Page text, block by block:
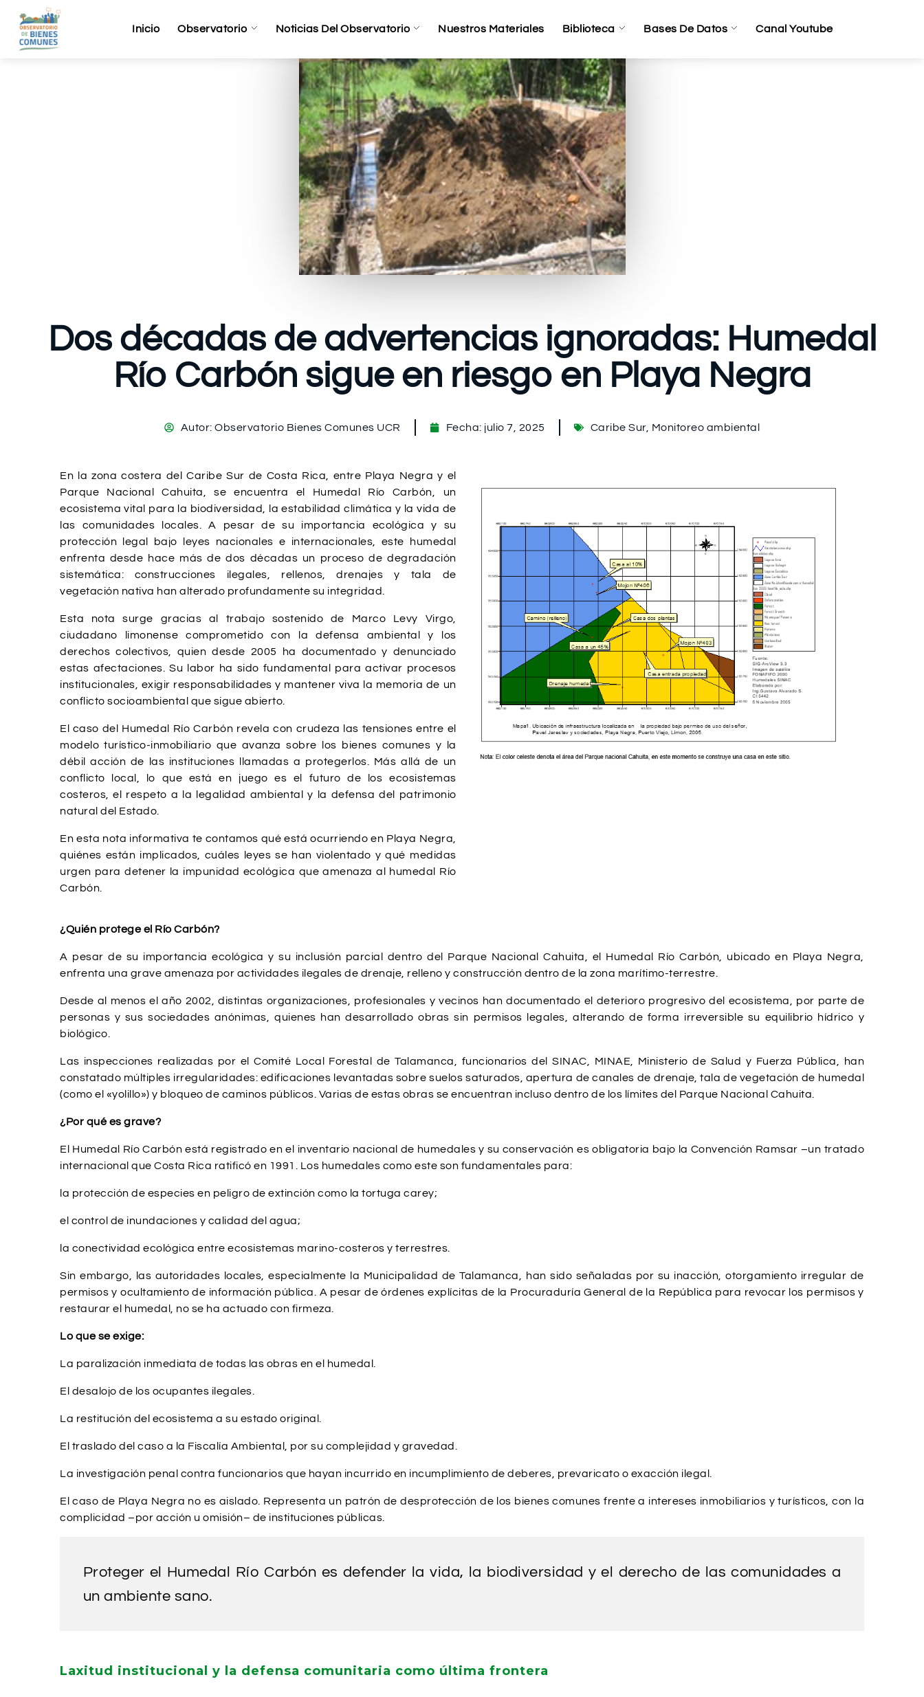
Inicio Observatorio Noticias Del Observatorio Nuestros Materiales Biblioteca Bases De Datos Canal Youtube
Dos décadas de advertencias ignoradas: Humedal
Río Carbón sigue en riesgo en Playa Negra
Autor: Observatorio Bienes Comunes UCR Fecha: julio 7, 2025 Caribe Sur, Monitoreo ambiental
En la zona costera del Caribe Sur de Costa Rica, entre Playa Negra y el
Parque Nacional Cahuita, se encuentra el Humedal Río Carbón, un
ecosistema vital para la biodiversidad, la estabilidad climática y la vida de
las comunidades locales. A pesar de su importancia ecológica y su
protección legal bajo leyes nacionales e internacionales, este humedal
enfrenta desde hace más de dos décadas un proceso de degradación
sistemática: construcciones ilegales, rellenos, drenajes y tala de
vegetación nativa han alterado profundamente su integridad.
Esta nota surge gracias al trabajo sostenido de Marco Levy Virgo,
ciudadano limonense comprometido con la defensa ambiental y los
derechos colectivos, quien desde 2005 ha documentado y denunciado
estas afectaciones. Su labor ha sido fundamental para activar procesos
institucionales, exigir responsabilidades y mantener viva la memoria de un
conflicto socioambiental que sigue abierto.
El caso del Humedal Río Carbón revela con crudeza las tensiones entre el
modelo turístico-inmobiliario que avanza sobre los bienes comunes y la
débil acción de las instituciones llamadas a protegerlos. Más allá de un
conflicto local, lo que está en juego es el futuro de los ecosistemas
costeros, el respeto a la legalidad ambiental y la defensa del patrimonio
natural del Estado.
En esta nota informativa te contamos qué está ocurriendo en Playa Negra,
quiénes están implicados, cuáles leyes se han violentado y qué medidas
urgen para detener la impunidad ecológica que amenaza al humedal Río
Carbón.
¿Quién protege el Río Carbón?
A pesar de su importancia ecológica y su inclusión parcial dentro del Parque Nacional Cahuita, el Humedal Río Carbón, ubicado en Playa Negra,
enfrenta una grave amenaza por actividades ilegales de drenaje, relleno y construcción dentro de la zona marítimo-terrestre.
Desde al menos el año 2002, distintas organizaciones, profesionales y vecinos han documentado el deterioro progresivo del ecosistema, por parte de
personas y sus sociedades anónimas, quienes han desarrollado obras sin permisos legales, alterando de forma irreversible su equilibrio hídrico y
biológico.
Las inspecciones realizadas por el Comité Local Forestal de Talamanca, funcionarios del SINAC, MINAE, Ministerio de Salud y Fuerza Pública, han
constatado múltiples irregularidades: edificaciones levantadas sobre suelos saturados, apertura de canales de drenaje, tala de vegetación de humedal
(como el «yolillo») y bloqueo de caminos públicos. Varias de estas obras se encuentran incluso dentro de los límites del Parque Nacional Cahuita.
¿Por qué es grave?
El Humedal Río Carbón está registrado en el inventario nacional de humedales y su conservación es obligatoria bajo la Convención Ramsar –un tratado
internacional que Costa Rica ratificó en 1991. Los humedales como este son fundamentales para:
la protección de especies en peligro de extinción como la tortuga carey;
el control de inundaciones y calidad del agua;
la conectividad ecológica entre ecosistemas marino-costeros y terrestres.
Sin embargo, las autoridades locales, especialmente la Municipalidad de Talamanca, han sido señaladas por su inacción, otorgamiento irregular de
permisos y ocultamiento de información pública. A pesar de órdenes explícitas de la Procuraduría General de la República para revocar los permisos y
restaurar el humedal, no se ha actuado con firmeza.
Lo que se exige:
La paralización inmediata de todas las obras en el humedal.
El desalojo de los ocupantes ilegales.
La restitución del ecosistema a su estado original.
El traslado del caso a la Fiscalía Ambiental, por su complejidad y gravedad.
La investigación penal contra funcionarios que hayan incurrido en incumplimiento de deberes, prevaricato o exacción ilegal.
El caso de Playa Negra no es aislado. Representa un patrón de desprotección de los bienes comunes frente a intereses inmobiliarios y turísticos, con la
complicidad –por acción u omisión– de instituciones públicas.
Proteger el Humedal Río Carbón es defender la vida, la biodiversidad y el derecho de las comunidades a
un ambiente sano.
Laxitud institucional y la defensa comunitaria como última frontera